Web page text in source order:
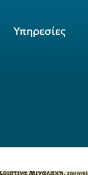
Υπηρεσίες